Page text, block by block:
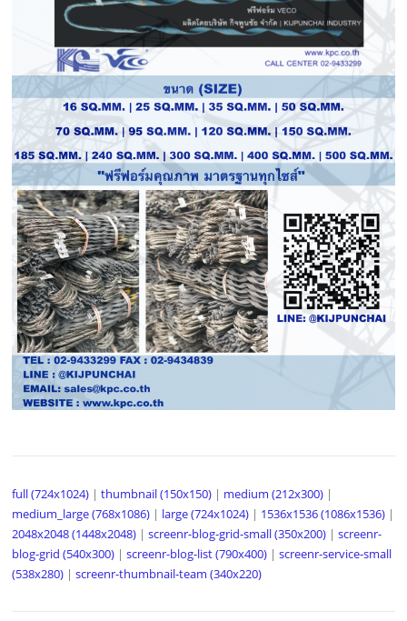
full (724x1024) |thumbnail (150x150) | medium (212x300) |
medium_large (768x1086) | large (724x1024) | 1536x1536 (1086x1536) |
2048x2048 (1448x2048) |screenr-blog-grid-small (350x200) |screenr-
blog-grid (540x300) |screenr-blog-list (790x400) |screenr-service-small
(538x280) |screenr-thumbnail-team (340x220)